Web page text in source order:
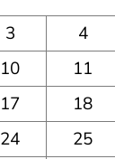
3
4
10
11
17
18
24
25